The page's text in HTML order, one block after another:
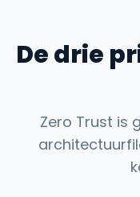
De drie
Zero Trust is